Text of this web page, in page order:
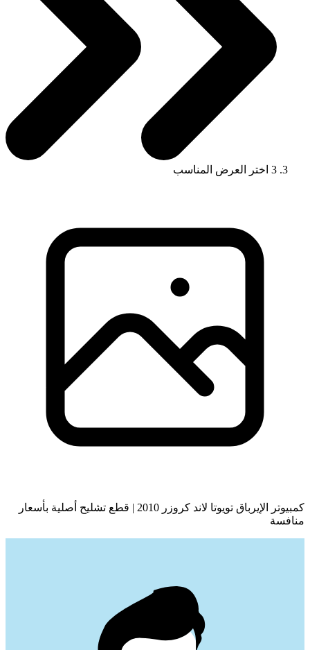
3 اختر العرض المناسب
كمبيوتر الإيرباق تويوتا لاند كروزر 2010 | قطع تشليح أصلية بأسعار
منافسة